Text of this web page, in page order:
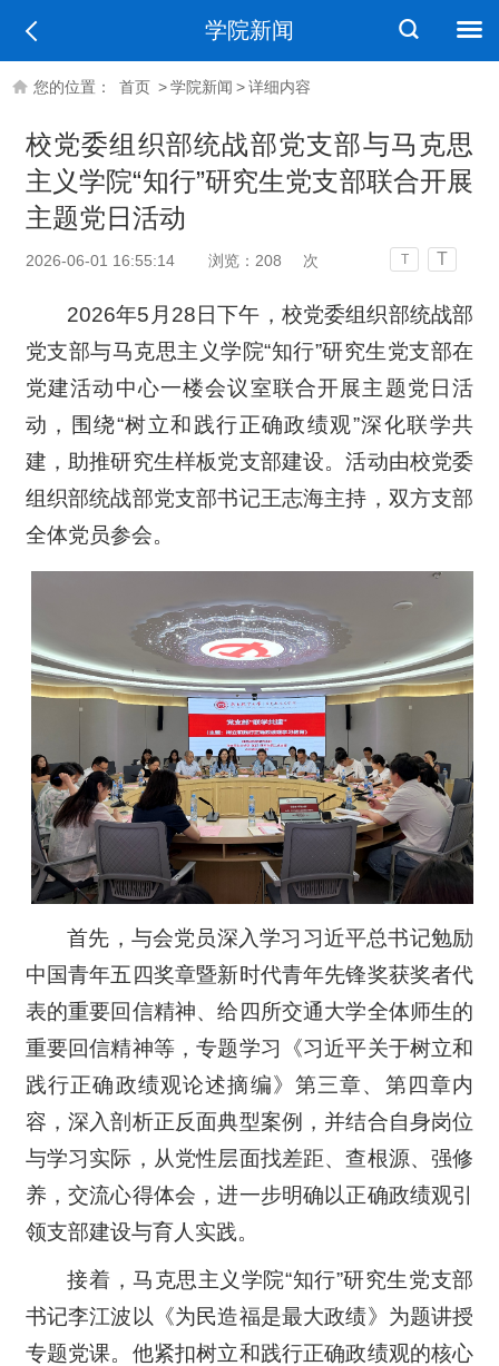
学院新闻
您的位置： 首页 >学院新闻 >详细内容
校党委组织部统战部党支部与马克思
主义学院“知行”研究生党支部联合开展
主题党日活动
2026-06-01 16:55:14 浏览： 208 次 T T
2026年5月28日下午，校党委组织部统战部
党支部与马克思主义学院“知行”研究生党支部在
党建活动中心一楼会议室联合开展主题党日活
动，围绕“树立和践行正确政绩观”深化联学共
建，助推研究生样板党支部建设。活动由校党委
组织部统战部党支部书记王志海主持，双方支部
全体党员参会。
首先，与会党员深入学习习近平总书记勉励
中国青年五四奖章暨新时代青年先锋奖获奖者代
表的重要回信精神、给四所交通大学全体师生的
重要回信精神等，专题学习《习近平关于树立和
践行正确政绩观论述摘编》第三章、第四章内
容，深入剖析正反面典型案例，并结合自身岗位
与学习实际，从党性层面找差距、查根源、强修
养，交流心得体会，进一步明确以正确政绩观引
领支部建设与育人实践。
接着，马克思主义学院“知行”研究生党支部
书记李江波以《为民造福是最大政绩》为题讲授
专题党课。他紧扣树立和践行正确政绩观的核心